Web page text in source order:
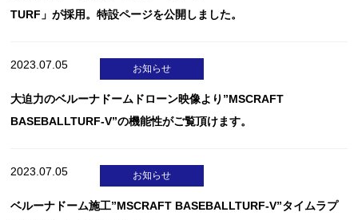
TURF」が採用。特設ページを公開しました。
2023.07.05 お知らせ
大迫力のベルーナドームドローン映像より”MSCRAFT
BASEBALLTURF-V”の機能性がご覧頂けます。
2023.07.05 お知らせ
ベルーナドーム施工”MSCRAFT BASEBALLTURF-V”タイムラプ